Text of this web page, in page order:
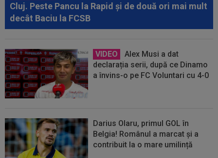
Cluj. Peste Pancu la Rapid și de două ori mai mult
decât Baciu la FCSB
VIDEO
Alex Musi a dat
declarația serii, după ce Dinamo
a învins-o pe FC Voluntari cu 4-0
Darius Olaru, primul GOL în
Belgia! Românul a marcat și a
contribuit la o mare umilință